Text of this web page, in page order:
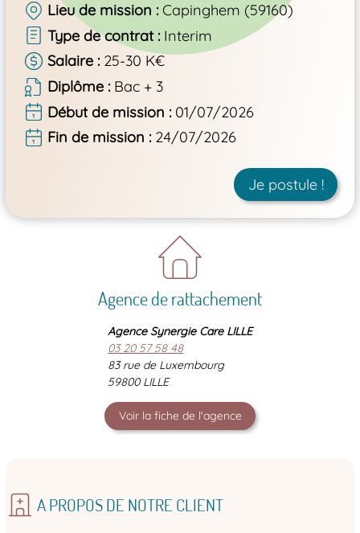
Lieu de mission
Capinghem (59160)
Type de contrat
Interim
Salaire
25-30 K€
Diplôme
Bac + 3
Début de mission
01/07/2026
Fin de mission
24/07/2026
Je postule !
Agence de rattachement
Agence Synergie Care LILLE
03 20 57 58 48
83 rue de Luxembourg
59800 LILLE
Voir la fiche de l'agence
A PROPOS DE NOTRE CLIENT